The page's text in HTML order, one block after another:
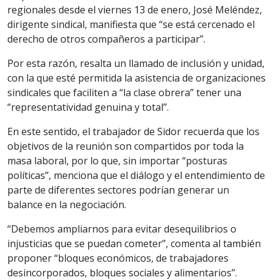
regionales desde el viernes 13 de enero, José Meléndez,
dirigente sindical, manifiesta que “se está cercenado el
derecho de otros compañeros a participar”.
Por esta razón, resalta un llamado de inclusión y unidad,
con la que esté permitida la asistencia de organizaciones
sindicales que faciliten a “la clase obrera” tener una
“representatividad genuina y total”.
En este sentido, el trabajador de Sidor recuerda que los
objetivos de la reunión son compartidos por toda la
masa laboral, por lo que, sin importar “posturas
políticas”, menciona que el diálogo y el entendimiento de
parte de diferentes sectores podrían generar un
balance en la negociación.
“Debemos ampliarnos para evitar desequilibrios o
injusticias que se puedan cometer”, comenta al también
proponer “bloques económicos, de trabajadores
desincorporados, bloques sociales y alimentarios”.